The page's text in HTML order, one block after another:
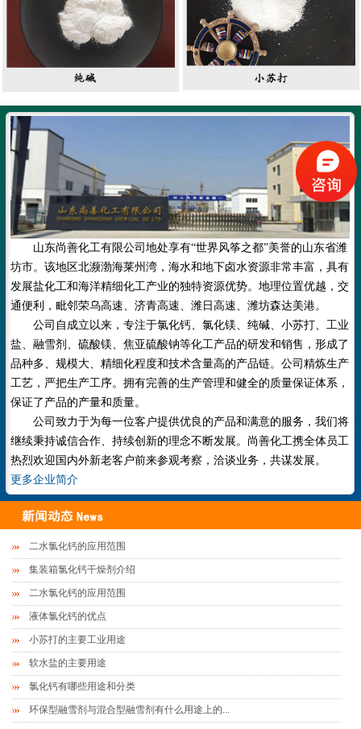
山东尚善化工有限公司地处享有“世界风筝之都”美誉的山东省潍
坊市。该地区北濒渤海莱州湾，海水和地下卤水资源非常丰富，具有
发展盐化工和海洋精细化工产业的独特资源优势。地理位置优越，交
通便利，毗邻荣乌高速、济青高速、 潍日高速、 潍坊森达美港。
公司自成立以来，专注于氯化钙、氯化镁、纯碱、小苏打、工业
盐、融雪剂、硫酸镁、焦亚硫酸钠等化工产品的研发和销售，形成了
品种多、规模大、精细化程度和技术含量高的产品链。公司精炼生产
工艺，严把生产工序。拥有完善的生产管理和健全的质量保证体系，
保证了产品的产量和质量。
公司致力于为每一位客户提供优良的产品和满意的服务，我们将
继续秉持诚信合作、持续创新的理念不断发展。尚善化工携全体员工
热烈欢迎国内外新老客户前来参观考察，洽谈业务，共谋发展。
更多企业简介
二水氯化钙的应用范围
集装箱氯化钙干燥剂介绍
二水氯化钙的应用范围
液体氯化钙的优点
小苏打的主要工业用途
软水盐的主要用途
氯化钙有哪些用途和分类
环保型融雪剂与混合型融雪剂有什么用途上的...